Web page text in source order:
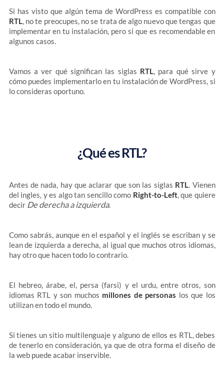
Si has visto que algún tema de WordPress es compatible con
RTL, no te preocupes, no se trata de algo nuevo que tengas que
implementar en tu instalación, pero si que es recomendable en
algunos casos.
Vamos a ver qué significan las siglas RTL, para qué sirve y
cómo puedes implementarlo en tu instalación de WordPress, si
lo consideras oportuno.
¿Qué es RTL?
Antes de nada, hay que aclarar que son las siglas RTL. Vienen
del ingles, y es algo tan sencillo como Right-to-Left, que quiere
decir De derecha a izquierda.
Como sabrás, aunque en el español y el inglés se escriban y se
lean de izquierda a derecha, al igual que muchos otros idiomas,
hay otro que hacen todo lo contrario.
El hebreo, árabe, el, persa (farsi) y el urdu, entre otros, son
idiomas RTL y son muchos millones de personas los que los
utilizan en todo el mundo.
Si tienes un sitio multilenguaje y alguno de ellos es RTL, debes
de tenerlo en consideración, ya que de otra forma el diseño de
la web puede acabar inservible.